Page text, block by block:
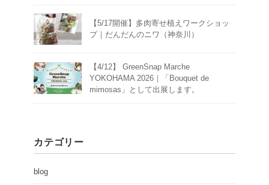
【5/17開催】多肉寄せ植えワークショッ
プ｜だんだんのニワ（神奈川）
【4/12】 GreenSnap Marche
YOKOHAMA 2026｜「Bouquet de
mimosas」として出展します。
カテゴリー
blog